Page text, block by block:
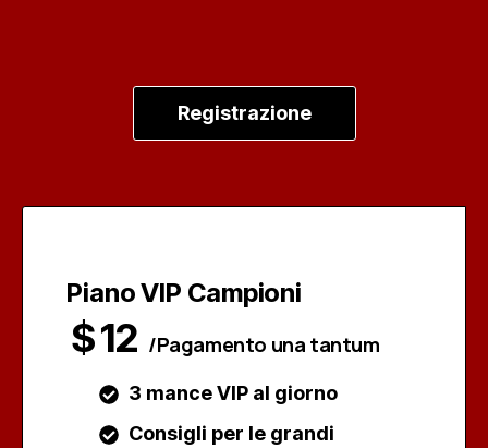
Registrazione
Piano VIP Campioni
$12 /Pagamento una tantum
3 mance VIP al giorno
Consigli per le grandi